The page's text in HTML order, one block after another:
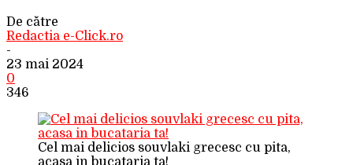
De către
Redactia e-Click.ro
-
23 mai 2024
0
346
Cel mai delicios souvlaki grecesc cu pita,
acasa in bucataria ta!